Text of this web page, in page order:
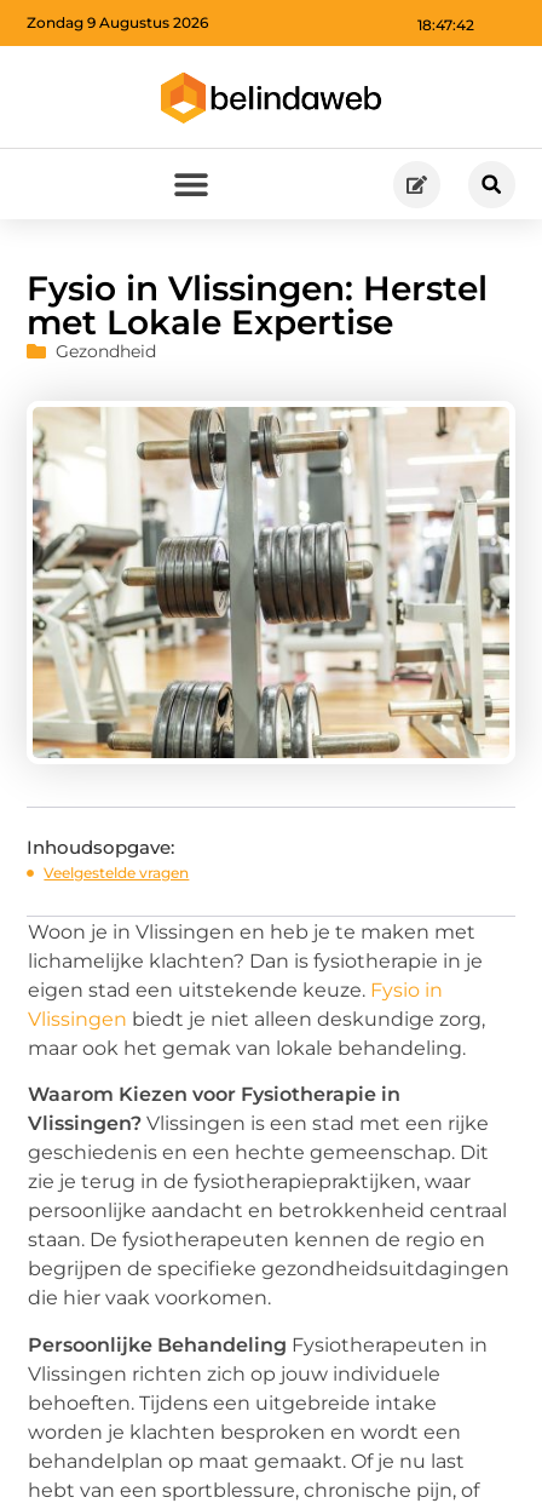
18:47:44
Zondag 9 Augustus 2026
Fysio in Vlissingen: Herstel
met Lokale Expertise
Gezondheid
Inhoudsopgave:
Veelgestelde vragen
Woon je in Vlissingen en heb je te maken met
lichamelijke klachten? Dan is fysiotherapie in je
eigen stad een uitstekende keuze. Fysio in
Vlissingen biedt je niet alleen deskundige zorg,
maar ook het gemak van lokale behandeling.
Waarom Kiezen voor Fysiotherapie in
Vlissingen? Vlissingen is een stad met een rijke
geschiedenis en een hechte gemeenschap. Dit
zie je terug in de fysiotherapiepraktijken, waar
persoonlijke aandacht en betrokkenheid centraal
staan. De fysiotherapeuten kennen de regio en
begrijpen de specifieke gezondheidsuitdagingen
die hier vaak voorkomen.
Persoonlijke Behandeling Fysiotherapeuten in
Vlissingen richten zich op jouw individuele
behoeften. Tijdens een uitgebreide intake
worden je klachten besproken en wordt een
behandelplan op maat gemaakt. Of je nu last
hebt van een sportblessure, chronische pijn, of